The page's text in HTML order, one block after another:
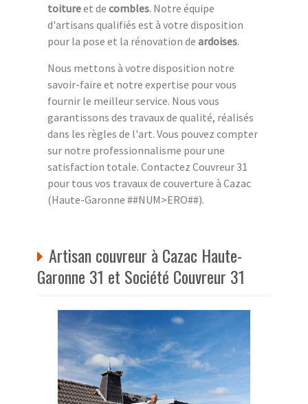
toitureet de combles. Notre équipe
d'artisans qualifiés est à votre disposition
pour la pose et la rénovation de ardoises.
Nous mettons à votre disposition notre
savoir-faire et notre expertise pour vous
fournir le meilleur service. Nous vous
garantissons des travaux de qualité, réalisés
dans les règles de l'art. Vous pouvez compter
sur notre professionnalisme pour une
satisfaction totale. Contactez Couvreur 31
pour tous vos travaux de couverture à Cazac
(Haute-Garonne ##NUM>ERO##).
Artisan couvreur à Cazac Haute-
Garonne 31 et Société Couvreur 31